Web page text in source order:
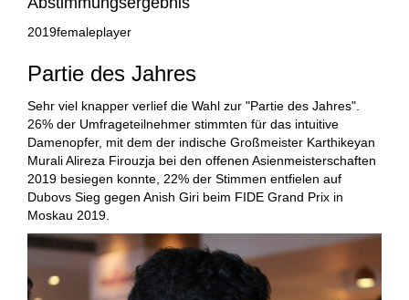
2019femaleplayer
Partie des Jahres
Sehr viel knapper verlief die Wahl zur "Partie des Jahres".
26% der Umfrageteilnehmer stimmten für das intuitive
Damenopfer, mit dem der indische Großmeister Karthikeyan
Murali Alireza Firouzja bei den offenen Asienmeisterschaften
2019 besiegen konnte, 22% der Stimmen entfielen auf
Dubovs Sieg gegen Anish Giri beim FIDE Grand Prix in
Moskau 2019.